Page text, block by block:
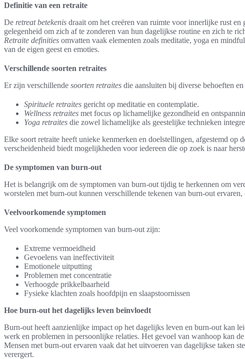
Definitie van een retraite
De retreat betekenis draait om het creëren van ruimte voor innerlijke rust en
gelegenheid om zich af te zonderen van hun dagelijkse routine en zich te
Retraite definities omvatten vaak elementen zoals meditatie, yoga en
van de eigen geest en emoties.
Verschillende soorten retraites
Er zijn verschillende soorten retraites die aansluiten bij diverse behoeften
Spirituele retraites gericht op meditatie en contemplatie.
Wellness retraites met focus op lichamelijke gezondheid en
Yoga retraites die zowel lichamelijke als geestelijke technieken
Elke soort retraite heeft unieke kenmerken en doelstellingen, afgestemd op
verscheidenheid biedt mogelijkheden voor iedereen die op zoek is naar
De symptomen van burn-out
Het is belangrijk om de symptomen van burn-out tijdig te herkennen om
worstelen met burn-out kunnen verschillende tekenen van burn-out
Veelvoorkomende symptomen
Veel voorkomende symptomen van burn-out zijn:
Extreme vermoeidheid
Gevoelens van ineffectiviteit
Emotionele uitputting
Problemen met concentratie
Verhoogde prikkelbaarheid
Fysieke klachten zoals hoofdpijn en slaapstoornissen
Hoe burn-out het dagelijks leven beïnvloedt
Burn-out heeft aanzienlijke impact op het dagelijks leven en burn-out kan
werk en problemen in persoonlijke relaties. Het gevoel van wanhoop kan
Mensen met burn-out ervaren vaak dat het uitvoeren van dagelijkse taken
verergert.